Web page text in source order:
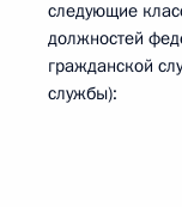
следующие
должностей
гражданской
службы):